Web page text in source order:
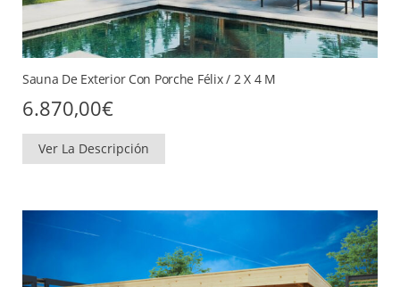
Sauna De Exterior Con Porche Félix / 2 X 4 M
6.870,00€
Ver La Descripción